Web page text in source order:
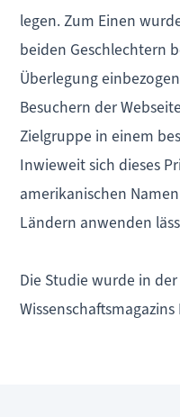
legen. Zum Einen
beiden Geschlechtern
Überlegung
Besuchern der
Zielgruppe in einem
Inwieweit sich dieses
amerikanischen
Ländern anwenden
Die Studie wurde in